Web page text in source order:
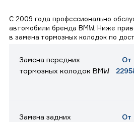
С 2009 года профессионально
автомобили бренда BMW. Ниже
в замена тормозных колодок по
Замена передних
тормозных колодок BMW
От
Замена задних
От